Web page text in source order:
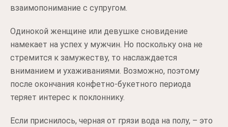
взаимопонимание с супругом.
Одинокой женщине или девушке сновидение
намекает на успех у мужчин. Но поскольку она не
стремится к замужеству, то наслаждается
вниманием и ухаживаниями. Возможно, поэтому
после окончания конфетно-букетного периода
теряет интерес к поклоннику.
Если приснилось, черная от грязи вода на полу, – это